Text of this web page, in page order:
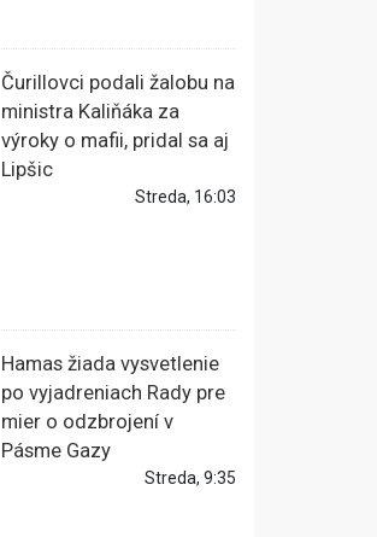
Čurillovci podali žalobu na
ministra Kaliňáka za
výroky o mafii, pridal sa aj
Lipšic
Streda, 16:03
Hamas žiada vysvetlenie
po vyjadreniach Rady pre
mier o odzbrojení v
Pásme Gazy
Streda, 9:35